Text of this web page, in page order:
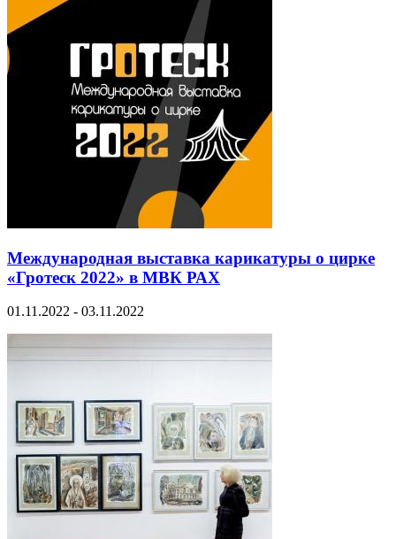
Международная выставка карикатуры о цирке
«Гротеск 2022» в МВК РАХ
01.11.2022 - 03.11.2022